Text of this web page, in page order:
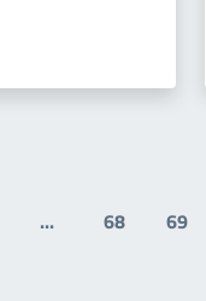
... 68 69